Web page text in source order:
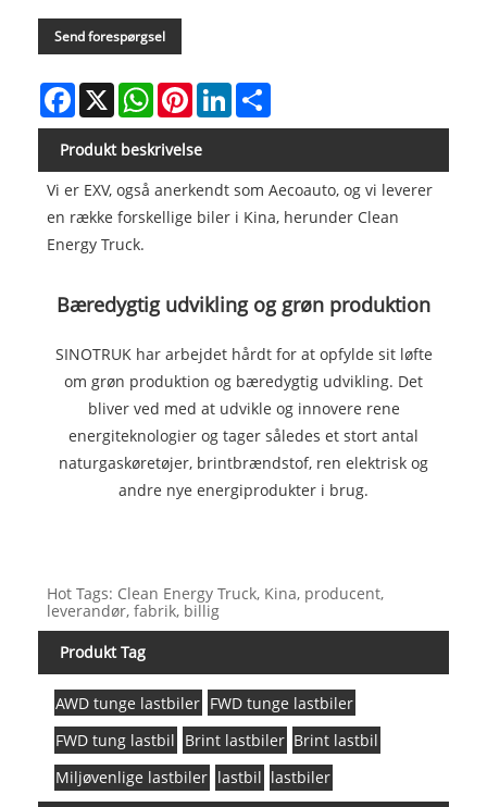
Send forespørgsel
Facebook
X WhatsAppPinterestLinkedIn
Produkt beskrivelse
Vi er EXV, også anerkendt som Aecoauto, og vi leverer
en række forskellige biler i Kina, herunder Clean
Energy Truck.
Bæredygtig udvikling og grøn produktion
SINOTRUK har arbejdet hårdt for at opfylde sit løfte
om grøn produktion og bæredygtig udvikling. Det
bliver ved med at udvikle og innovere rene
energiteknologier og tager således et stort antal
naturgaskøretøjer, brintbrændstof, ren elektrisk og
andre nye energiprodukter i brug.
Hot Tags: Clean Energy Truck, Kina, producent,
leverandør, fabrik, billig
Produkt Tag
AWD tunge lastbiler FWD tunge lastbiler
FWD tung lastbil Brint lastbiler Brint lastbil
Miljøvenlige lastbiler lastbil lastbiler